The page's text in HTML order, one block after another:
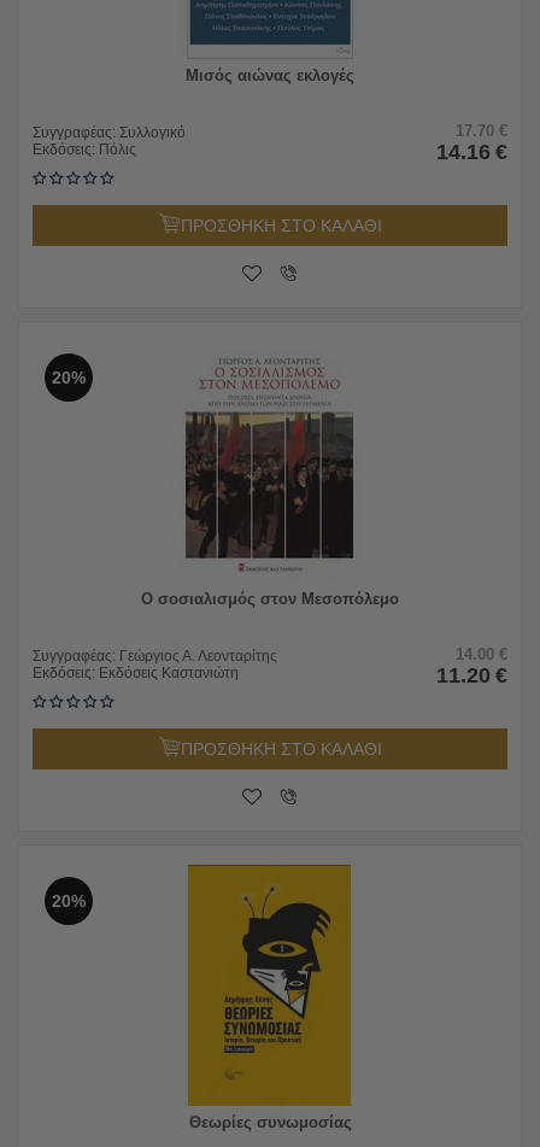
Μισός αιώνας εκλογές
Συγγραφέας: Συλλογικό
Εκδόσεις: Πόλις
17.70 €
14.16 €
ΠΡΟΣΘΗΚΗ ΣΤΟ ΚΑΛΑΘΙ
20%
Ο σοσιαλισμός στον Μεσοπόλεμο
Συγγραφέας: Γεώργιος Α. Λεονταρίτης
Εκδόσεις: Εκδόσεις Καστανιώτη
14.00 €
11.20 €
ΠΡΟΣΘΗΚΗ ΣΤΟ ΚΑΛΑΘΙ
20%
Θεωρίες συνωμοσίας